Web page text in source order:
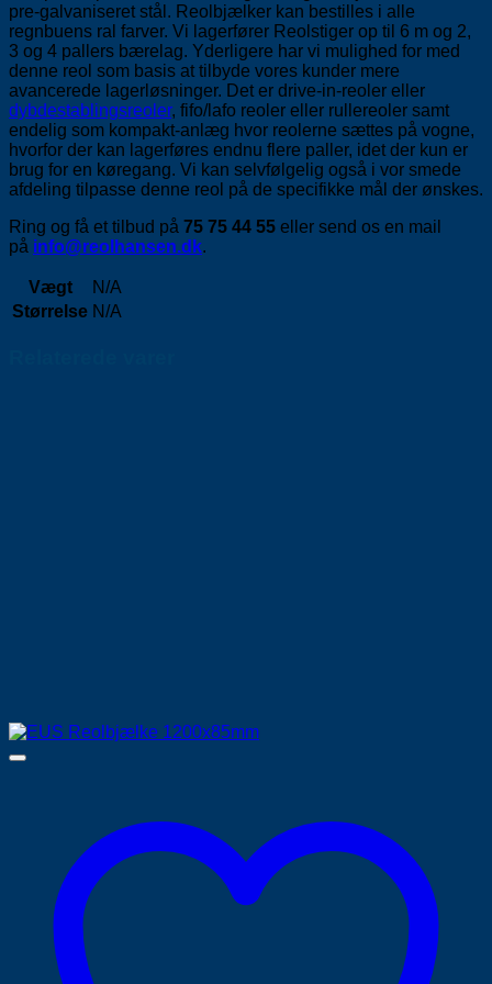
pre-galvaniseret stål. Reolbjælker kan bestilles i alle
regnbuens ral farver. Vi lagerfører Reolstiger op til 6 m og 2,
3 og 4 pallers bærelag. Yderligere har vi mulighed for med
denne reol som basis at tilbyde vores kunder mere
avancerede lagerløsninger. Det er drive-in-reoler eller
dybdestablingsreoler, fifo/lafo reoler eller rullereoler samt
endelig som kompakt-anlæg hvor reolerne sættes på vogne,
hvorfor der kan lagerføres endnu flere paller, idet der kun er
brug for en køregang. Vi kan selvfølgelig også i vor smede
afdeling tilpasse denne reol på de specifikke mål der ønskes.
Ring og få et tilbud på 75 75 44 55 eller send os en mail
på info@reolhansen.dk.
Vægt
N/A
Størrelse N/A